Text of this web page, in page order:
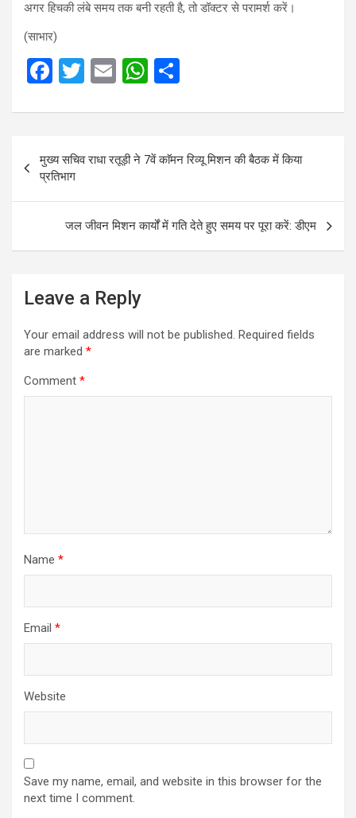
अगर हिचकी लंबे समय तक बनी रहती है, तो डॉक्टर से परामर्श करें।
(साभार)
F
ce
o
o
k
T
tt
E
ail
W
at
s
A
p
p
ar
e
navigation
मुख्य सचिव राधा रतूड़ी ने 7वें काॅमन रिव्यू मिशन की बैठक में किया
प्रतिभाग
जल जीवन मिशन कार्यों में गति देते हुए समय पर पूरा करें: डीएम
Leave a Reply
Your email address will not be published. Required fields
are marked *
Comment *
Name *
Email *
Website
Save my name, email, and website in this browser for the
next time I comment.